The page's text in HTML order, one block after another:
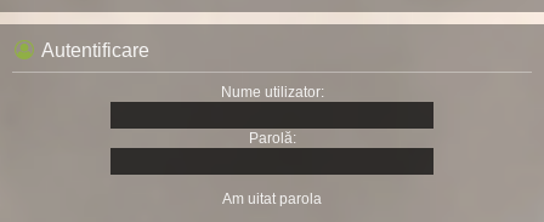
Autentificare
Nume utilizator:
Parolă:
Am uitat parola